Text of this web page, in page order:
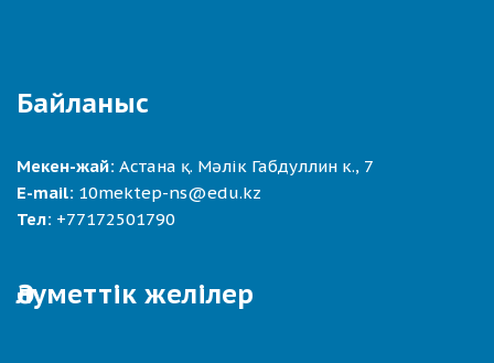
Байланыс
Мекен-жай: Астана қ. Мәлік Габдуллин к., 7
E-mail: 10mektep-ns@edu.kz
Тел: +77172501790
Әлуметтік желілер